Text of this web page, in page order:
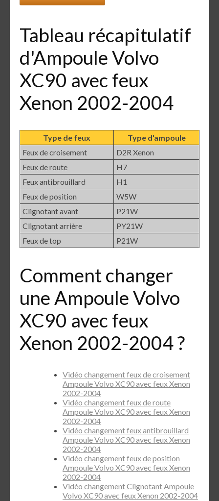
Tableau récapitulatif
d'Ampoule Volvo
XC90 avec feux
Xenon 2002-2004
Type de feux
Type d'ampoule
Feux de croisement
D2R Xenon
Feux de route
H7
Feux antibrouillard
H1
Feux de position
W5W
Clignotant avant
P21W
Clignotant arrière
PY21W
Feux de top
P21W
Comment changer
une Ampoule Volvo
XC90 avec feux
Xenon 2002-2004 ?
Vidéo changement feux de croisement
Ampoule Volvo XC90 avec feux Xenon
2002-2004
Vidéo changement feux de route
Ampoule Volvo XC90 avec feux Xenon
2002-2004
Vidéo changement feux antibrouillard
Ampoule Volvo XC90 avec feux Xenon
2002-2004
Vidéo changement feux de position
Ampoule Volvo XC90 avec feux Xenon
2002-2004
Vidéo changement Clignotant Ampoule
Volvo XC90 avec feux Xenon 2002-2004